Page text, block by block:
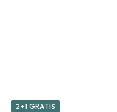
2+1 GRATIS